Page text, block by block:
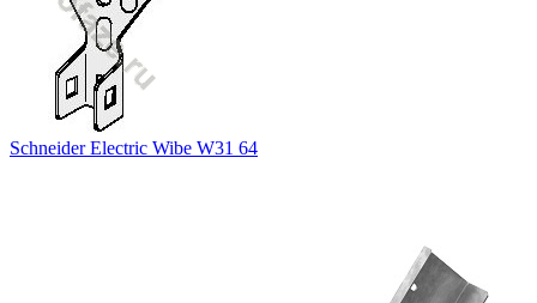
Schneider Electric Wibe W31 64